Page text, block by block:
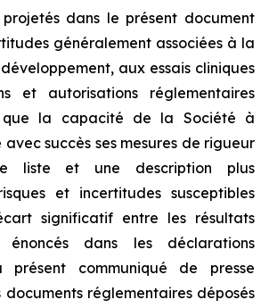
dans le présent document
généralement associées à la
aux essais cliniques
et autorisations réglementaires
que la capacité de la Société à
succès ses mesures de rigueur
liste et une description plus
et incertitudes susceptibles
significatif entre les résultats
dans les déclarations
présent communiqué de presse
réglementaires déposés